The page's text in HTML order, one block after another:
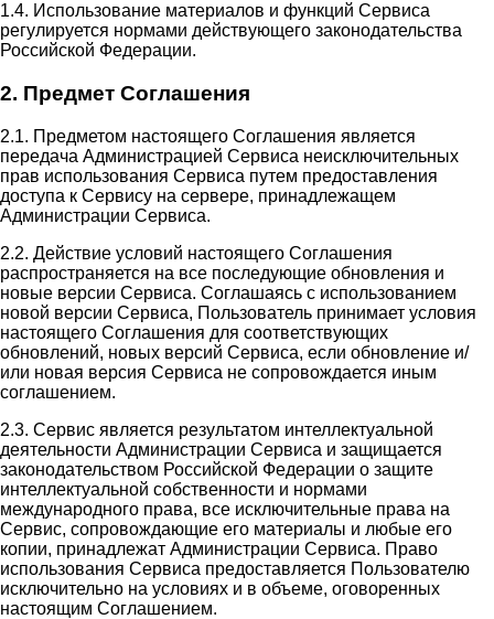
1.4. Использование материалов и функций Сервиса
регулируется нормами действующего законодательства
Российской Федерации.
2. Предмет Соглашения
2.1. Предметом настоящего Соглашения является
передача Администрацией Сервиса неисключительных
прав использования Сервиса путем предоставления
доступа к Сервису на сервере, принадлежащем
Администрации Сервиса.
2.2. Действие условий настоящего Соглашения
распространяется на все последующие обновления и
новые версии Сервиса. Соглашаясь с использованием
новой версии Сервиса, Пользователь принимает условия
настоящего Соглашения для соответствующих
обновлений, новых версий Сервиса, если обновление и/
или новая версия Сервиса не сопровождается иным
соглашением.
2.3. Сервис является результатом интеллектуальной
деятельности Администрации Сервиса и защищается
законодательством Российской Федерации о защите
интеллектуальной собственности и нормами
международного права, все исключительные права на
Сервис, сопровождающие его материалы и любые его
копии, принадлежат Администрации Сервиса. Право
использования Сервиса предоставляется Пользователю
исключительно на условиях и в объеме, оговоренных
настоящим Соглашением.